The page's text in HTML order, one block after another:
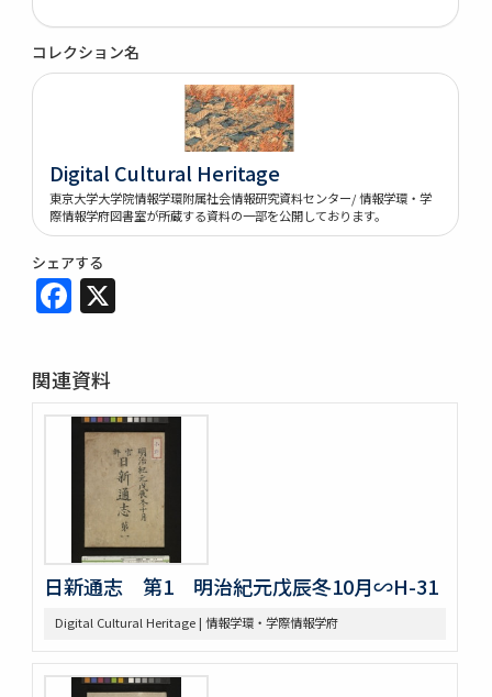
コレクション名
Digital Cultural Heritage
東京大学大学院情報学環附属社会情報研究資料センター/ 情報学環・学
際情報学府図書室が所蔵する資料の一部を公開しております。
シェアする
Facebook
関連資料
日新通志 第1 明治紀元戊辰冬10月∽H-31
Digital Cultural Heritage | 情報学環・学際情報学府